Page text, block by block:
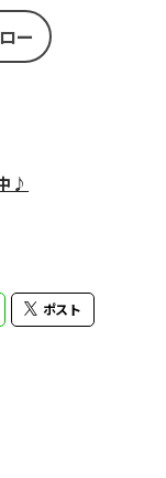
ー
♪
ポスト